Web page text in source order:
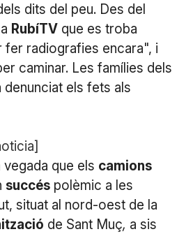
dits del peu. Des del
RubíTVque es troba
fer radiografies encara", i
caminar. Les famílies dels
denunciat els fets als
que els camions
succéspolèmic a les
situat al nord-oest de la
de Sant Muç, a sis